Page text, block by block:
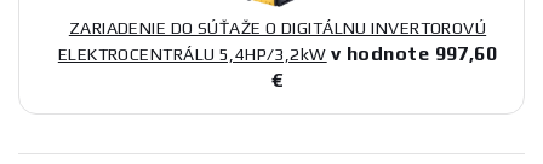
ZARIADENIE DO SÚŤAŽE O DIGITÁLNU INVERTOROVÚ
ELEKTROCENTRÁLU 5,4HP/3,2kW v hodnote 997,60
€